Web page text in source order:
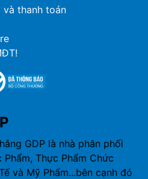
và thanh toán
GDP là nhà phân phối
Thực Phẩm Chức
và Mỹ Phẩm...bên cạnh đó